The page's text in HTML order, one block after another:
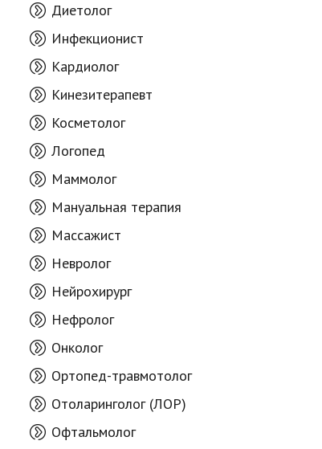
Диетолог
Инфекционист
Кардиолог
Кинезитерапевт
Косметолог
Логопед
Маммолог
Мануальная терапия
Массажист
Невролог
Нейрохирург
Нефролог
Онколог
Ортопед-травмотолог
Отоларинголог (ЛОР)
Офтальмолог